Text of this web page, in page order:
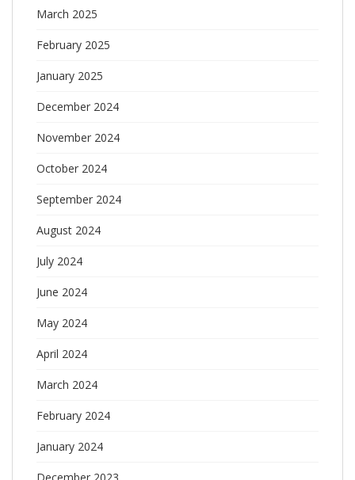
March 2025
February 2025
January 2025
December 2024
November 2024
October 2024
September 2024
August 2024
July 2024
June 2024
May 2024
April 2024
March 2024
February 2024
January 2024